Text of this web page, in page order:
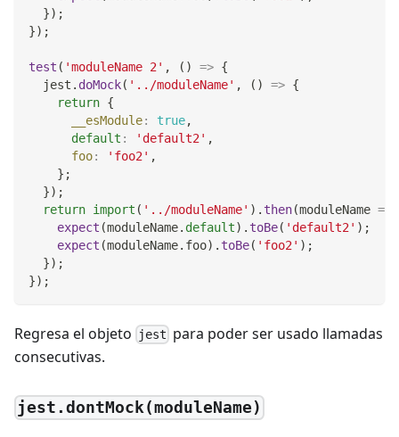
}) ;
}) ;
test ( 'moduleName 2' , ( ) => {
  jest
. doMock( '../moduleName' , ( ) => {
return {
__esModule: true,
default : 'default2' ,
foo: 'foo2' ,
} ;
}) ;
return import ( '../moduleName' ) . then(moduleName =>
expect (moduleName. default) . toBe( 'default2' ) ;
expect (moduleName. foo) . toBe( 'foo2' ) ;
}) ;
}) ;
Regresa el objeto jest para poder ser usado llamadas
consecutivas.
jest.dontMock(moduleName)